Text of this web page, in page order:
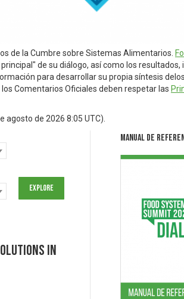
de la Cumbre sobre Sistemas Alimentarios.
de su diálogo, así como los resultados,
para desarrollar su propia síntesis
Comentarios Oficiales deben respetar las
agosto de 2026 8:05 UTC).
in
Manual de